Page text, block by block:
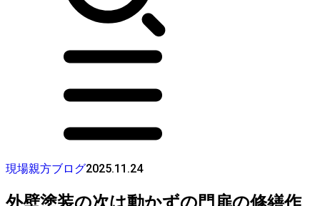
現場親方ブログ2025.11.24